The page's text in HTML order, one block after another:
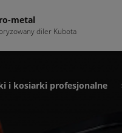
metal
diler Kubota
i kosiarki profesjonalne